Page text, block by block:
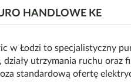
HANDLOWE KE
w Łodzi to specjalistyczny
działy utrzymania ruchu oraz
standardową ofertę